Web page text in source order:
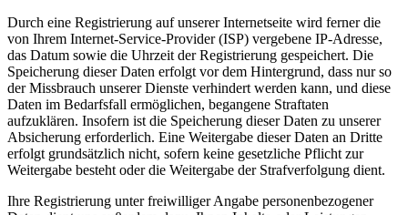
Durch eine Registrierung auf unserer Internetseite wird ferner die
von Ihrem Internet-Service-Provider (ISP) vergebene IP-Adresse,
das Datum sowie die Uhrzeit der Registrierung gespeichert. Die
Speicherung dieser Daten erfolgt vor dem Hintergrund, dass nur so
der Missbrauch unserer Dienste verhindert werden kann, und diese
Daten im Bedarfsfall ermöglichen, begangene Straftaten
aufzuklären. Insofern ist die Speicherung dieser Daten zu unserer
Absicherung erforderlich. Eine Weitergabe dieser Daten an Dritte
erfolgt grundsätzlich nicht, sofern keine gesetzliche Pflicht zur
Weitergabe besteht oder die Weitergabe der Strafverfolgung dient.
Ihre Registrierung unter freiwilliger Angabe personenbezogener